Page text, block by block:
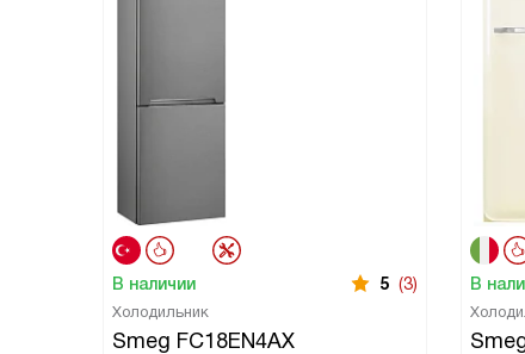
В наличии 5 (3)
Холодильник
Smeg FC18EN4AX
В